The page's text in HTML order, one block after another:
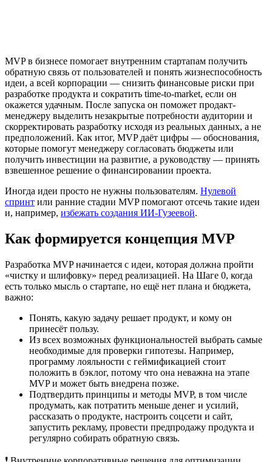
MVP в бизнесе помогает внутренним стартапам получить
обратную связь от пользователей и понять жизнеспособность
идеи, а всей корпорации — снизить финансовые риски при
разработке продукта и сократить time-to-market, если он
окажется удачным. После запуска он поможет продакт-
менеджеру выделить незакрытые потребности аудитории и
скорректировать разработку исходя из реальных данных, а не
предположений. Как итог, MVP даёт цифры — обоснования,
которые помогут менеджеру согласовать бюджеты или
получить инвестиции на развитие, а руководству — принять
взвешенное решение о финансировании проекта.
Иногда идеи просто не нужны пользователям. Нулевой
спринт или ранние стадии MVP помогают отсечь такие идеи
и, например, избежать создания ИИ-Гузеевой.
Как формируется концепция MVP
Разработка MVP начинается с идеи, которая должна пройти
«чистку и шлифовку» перед реализацией. На Шаге 0, когда
есть только мысль о стартапе, но ещё нет плана и бюджета,
важно:
Понять, какую задачу решает продукт, и кому он
принесёт пользу.
Из всех возможных функциональностей выбрать самые
необходимые для проверки гипотезы. Например,
программу лояльности с геймификацией стоит
положить в бэклог, потому что она неважна на этапе
MVP и может быть внедрена позже.
Подтвердить принципы и методы MVP, в том числе
продумать, как потратить меньше денег и усилий,
рассказать о продукте, настроить соцсети и сайт,
запустить рекламу, провести предпродажу продукта и
регулярно собирать обратную связь.